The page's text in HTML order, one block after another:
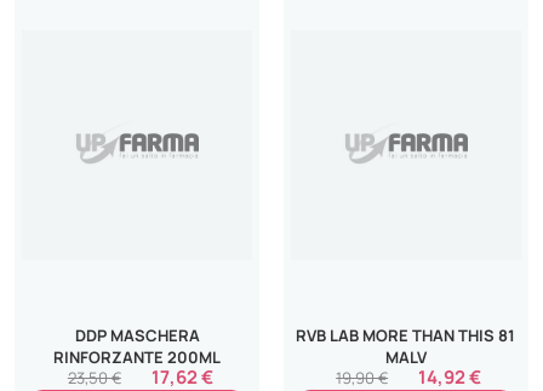
DDP MASCHERA
RINFORZANTE 200ML
17,62 €
23,50 €
RVB LAB MORE THAN THIS 81
MALV
14,92 €
19,90 €